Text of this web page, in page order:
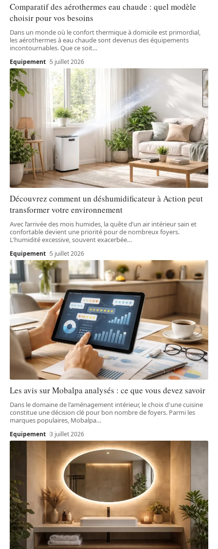
Comparatif des aérothermes eau chaude : quel modèle
choisir pour vos besoins
Dans un monde où le confort thermique à domicile est primordial,
les aérothermes à eau chaude sont devenus des équipements
incontournables. Que ce soit…
Equipement 5 juillet 2026
Découvrez comment un déshumidificateur à Action peut
transformer votre environnement
Avec l’arrivée des mois humides, la quête d’un air intérieur sain et
confortable devient une priorité pour de nombreux foyers.
L'humidité excessive, souvent exacerbée…
Equipement 5 juillet 2026
Les avis sur Mobalpa analysés : ce que vous devez savoir
Dans le domaine de l'aménagement intérieur, le choix d'une cuisine
constitue une décision clé pour bon nombre de foyers. Parmi les
marques populaires, Mobalpa…
Equipement 3 juillet 2026